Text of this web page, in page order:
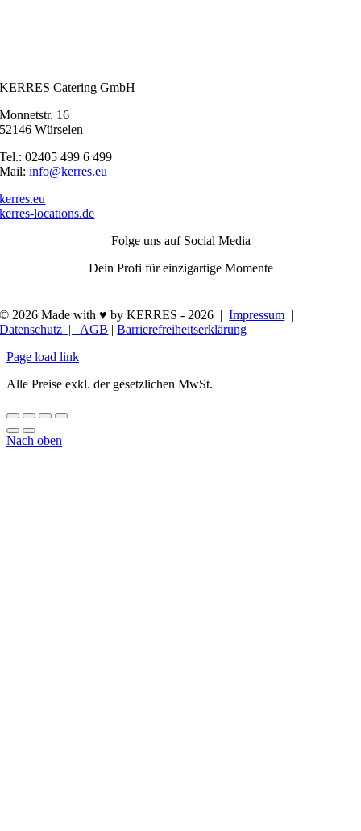
KERRES Catering GmbH
Monnetstr. 16
52146 Würselen
Tel.: 02405 499 6 499
Mail: info@kerres.eu
kerres.eu
kerres-locations.de
Folge uns auf Social Media
Dein Profi für einzigartige Momente
© 2026 Made with ♥ by KERRES - 2026 |Impressum |
Datenschutz | AGB |Barrierefreiheitserklärung
Page load link
Alle Preise exkl. der gesetzlichen MwSt.
Nach oben